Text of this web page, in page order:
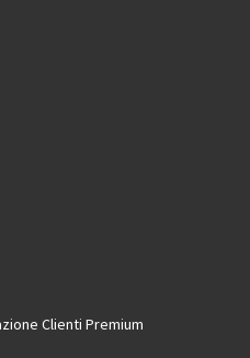
Clienti Premium